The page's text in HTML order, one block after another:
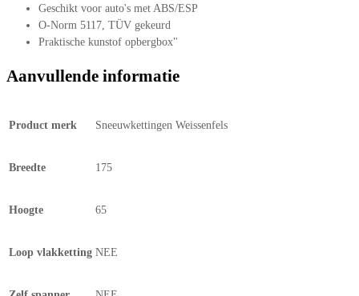
Geschikt voor auto's met ABS/ESP
O-Norm 5117, TÜV gekeurd
Praktische kunstof opbergbox"
Aanvullende informatie
Product merk Sneeuwkettingen Weissenfels
Breedte 175
Hoogte 65
Loop vlakketting NEE